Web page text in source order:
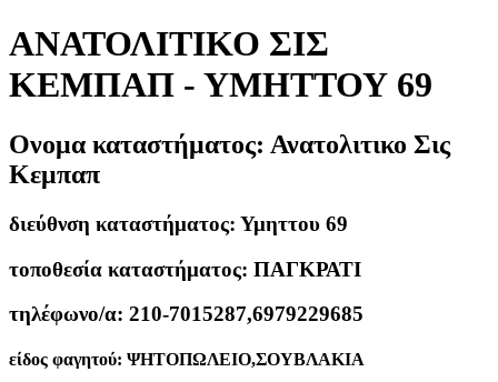
ΑΝΑΤΟΛΙΤΙΚΟ ΣΙΣ
ΚΕΜΠΑΠ - ΥΜΗΤΤΟΥ 69
Ονομα καταστήματος: Ανατολιτικο Σις
Κεμπαπ
διεύθνση καταστήματος: Υμηττου 69
τοποθεσία καταστήματος: ΠΑΓΚΡΑΤΙ
τηλέφωνο/α: 210-7015287,6979229685
είδος φαγητού: ΨΗΤΟΠΩΛΕΙΟ,ΣΟΥΒΛΑΚΙΑ